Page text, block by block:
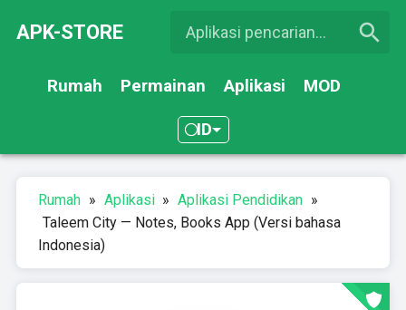
APK-STORE
Rumah Permainan Aplikasi MOD
ID
Rumah » Aplikasi » Aplikasi Pendidikan »
Taleem City — Notes, Books App (Versi bahasa
Indonesia)